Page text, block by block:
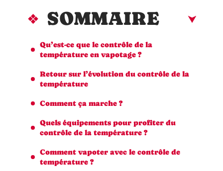
SOMMAIRE
Qu’est-ce que le contrôle de la
température en vapotage ?
Retour sur l’évolution du contrôle de la
température
Comment ça marche ?
Quels équipements pour profiter du
contrôle de la température ?
Comment vapoter avec le contrôle de
température ?